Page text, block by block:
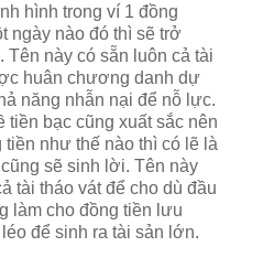
hình trong ví 1 đồng
ngày nào đó thì sẽ trở
này có sẵn luôn cả tài
huân chương danh dự
năng nhẫn nại để nỗ lực.
tiền bạc cũng xuất sắc nên
như thế nào thì có lẽ là
sẽ sinh lời. Tên này
tài tháo vát để cho dù đầu
làm cho đồng tiền lưu
để sinh ra tài sản lớn.